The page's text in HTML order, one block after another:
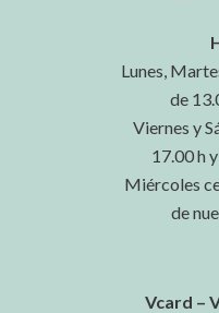
Lunes,
de
Viernes y
17.00 h
Miércoles
de
Vcard –